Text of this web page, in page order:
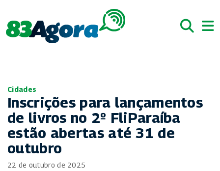
Cidades
Inscrições para lançamentos
de livros no 2º FliParaíba
estão abertas até 31 de
outubro
22 de outubro de 2025